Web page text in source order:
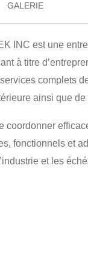
GALERIE
INC est une
à titre
complets
ainsi que
coordonner
fonctionnels et
et les